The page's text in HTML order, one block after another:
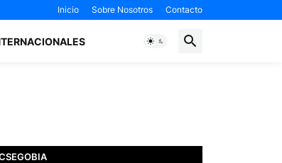
Inicio Sobre Nosotros Contacto